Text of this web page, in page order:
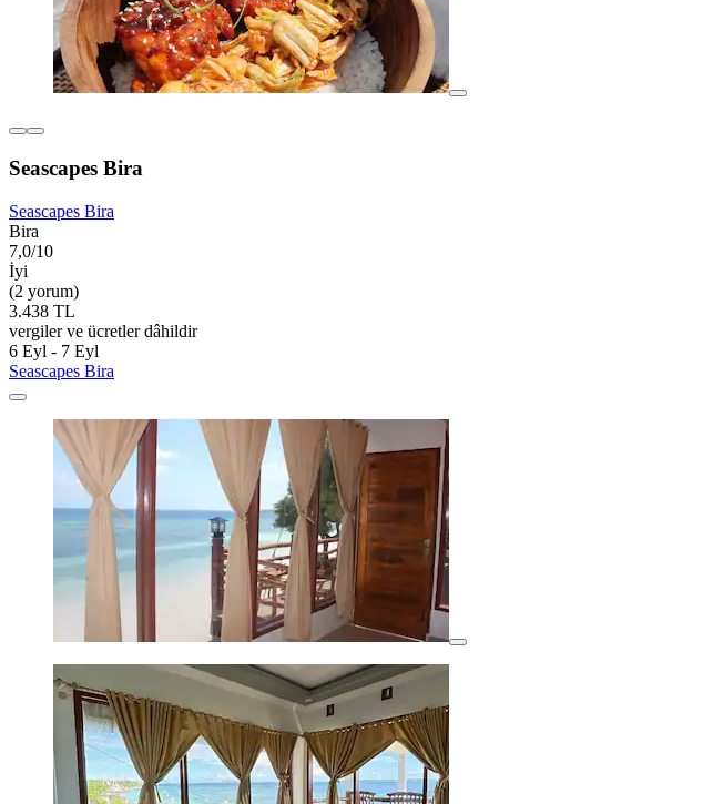
Seascapes Bira
Seascapes Bira
Bira
7,0/10
İyi
(2 yorum)
3.438 TL
vergiler ve ücretler dâhildir
6 Eyl - 7 Eyl
Seascapes Bira